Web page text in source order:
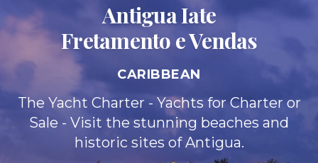
Antigua Iate
Fretamento e Vendas
CARIBBEAN
The Yacht Charter - Yachts for Charter or
Sale - Visit the stunning beaches and
historic sites of Antigua.